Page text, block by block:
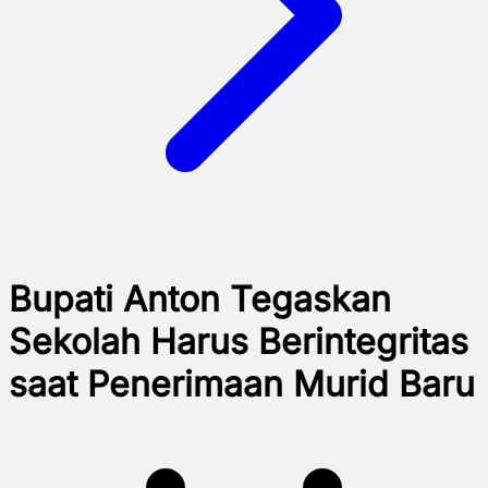
Bupati Anton Tegaskan
Sekolah Harus Berintegritas
saat Penerimaan Murid Baru